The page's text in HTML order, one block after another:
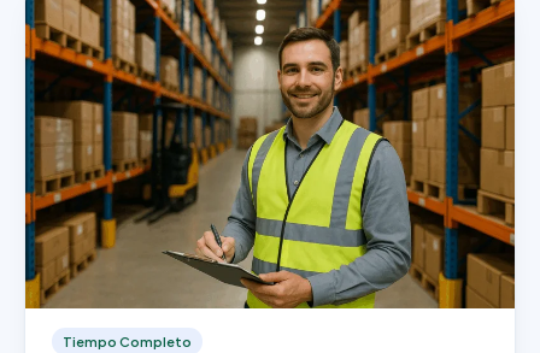
Tiempo Completo